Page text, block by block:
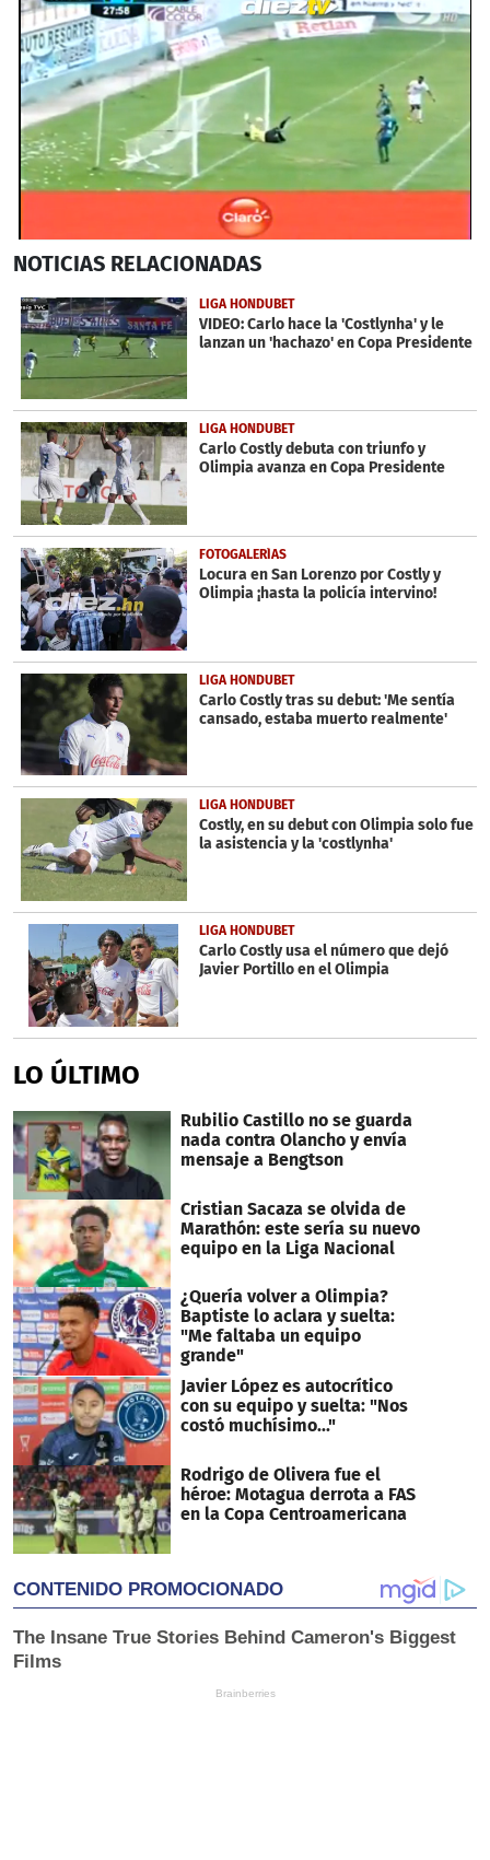
seconds
33
seconds
NOTICIAS RELACIONADAS
LIGA HONDUBET
VIDEO: Carlo hace la 'Costlynha' y le
lanzan un 'hachazo' en Copa Presidente
LIGA HONDUBET
Carlo Costly debuta con triunfo y
Olimpia avanza en Copa Presidente
FOTOGALERÍAS
Locura en San Lorenzo por Costly y
Olimpia ¡hasta la policía intervino!
LIGA HONDUBET
Carlo Costly tras su debut: 'Me sentía
cansado, estaba muerto realmente'
LIGA HONDUBET
Costly, en su debut con Olimpia solo fue
la asistencia y la 'costlynha'
LIGA HONDUBET
Carlo Costly usa el número que dejó
Javier Portillo en el Olimpia
LO ÚLTIMO
Rubilio Castillo no se guarda
nada contra Olancho y envía
mensaje a Bengtson
Cristian Sacaza se olvida de
Marathón: este sería su nuevo
equipo en la Liga Nacional
¿Quería volver a Olimpia?
Baptiste lo aclara y suelta:
"Me faltaba un equipo
grande"
Javier López es autocrítico
con su equipo y suelta: "Nos
costó muchísimo..."
Rodrigo de Olivera fue el
héroe: Motagua derrota a FAS
en la Copa Centroamericana